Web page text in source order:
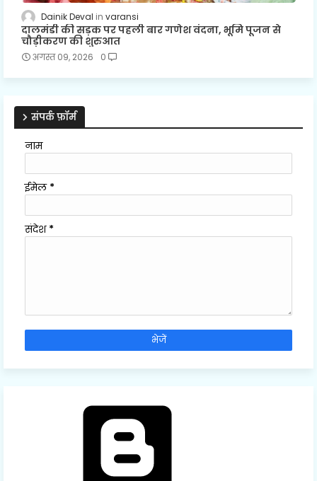
Dainik Deval varansi
दालमंडी की सड़क पर पहली बार गणेश वंदना, भूमि पूजन से
चौड़ीकरण की शुरुआत
अगस्त 09, 2026 0
संपर्क फ़ॉर्म
नाम
ईमेल *
संदेश *